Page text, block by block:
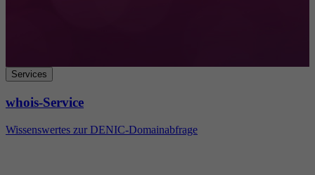
Services
whois-Service
Wissenswertes zur DENIC-Domainabfrage